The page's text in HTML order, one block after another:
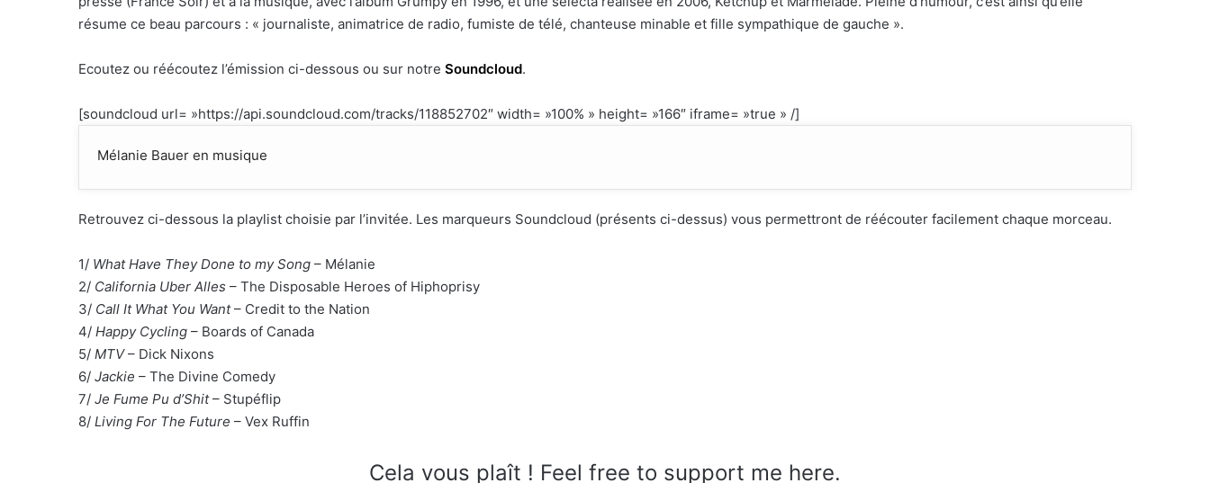
résume ce beau parcours : « journaliste, animatrice de radio, fumiste de télé, chanteuse minable et fille sympathique de gauche ».
Ecoutez ou réécoutez l’émission ci-dessous ou sur notre Soundcloud.
[soundcloud url= »https://api.soundcloud.com/tracks/118852702″ width= »100% » height= »166″ iframe= »true » /]
Mélanie Bauer en musique
Retrouvez ci-dessous la playlist choisie par l’invitée. Les marqueurs Soundcloud (présents ci-dessus) vous permettront de réécouter facilement chaque morceau.
1/ What Have They Done to my Song – Mélanie
2/ California Uber Alles – The Disposable Heroes of Hiphoprisy
3/ Call It What You Want– Credit to the Nation
4/ Happy Cycling – Boards of Canada
5/ MTV– Dick Nixons
6/ Jackie – The Divine Comedy
7/ Je Fume Pu d’Shit– Stupéflip
8/ Living For The Future – Vex Ruffin
Cela vous plaît ! Feel free to support me here.